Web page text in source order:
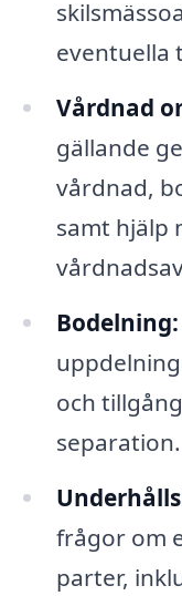
eventuella
Vårdnad
gällande
vårdnad,
samt hjälp
Bodelning:
och
separation.
frågor om
parter,